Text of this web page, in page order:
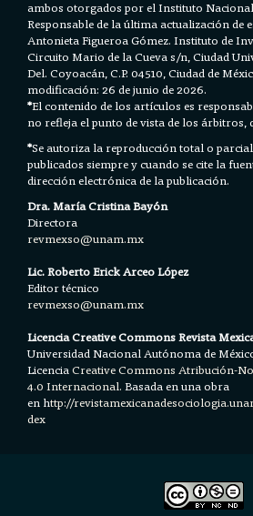
ambos otorgados por el Instituto
Responsable de la última actualización de
Antonieta Figueroa Gómez. Instituto de
Circuito Mario de la Cueva s/n, Ciudad
Del. Coyoacán, C.P. 04510, Ciudad de
modificación: 26 de junio de 2026.
*El contenido de los artículos es
no refleja el punto de vista de los árbitros,
*Se autoriza la reproducción total o
publicados siempre y cuando se cite la
dirección electrónica de la publicación.
Dra. María Cristina Bayón
Directora
revmexso@unam.mx
Lic. Roberto Erick Arceo López
Editor técnico
revmexso@unam.mx
Licencia Creative Commons Revista
Universidad Nacional Autónoma de
LicenciaCreative Commons Atribución-
4.0 Internacional.Basada en una obra
en http://
dex